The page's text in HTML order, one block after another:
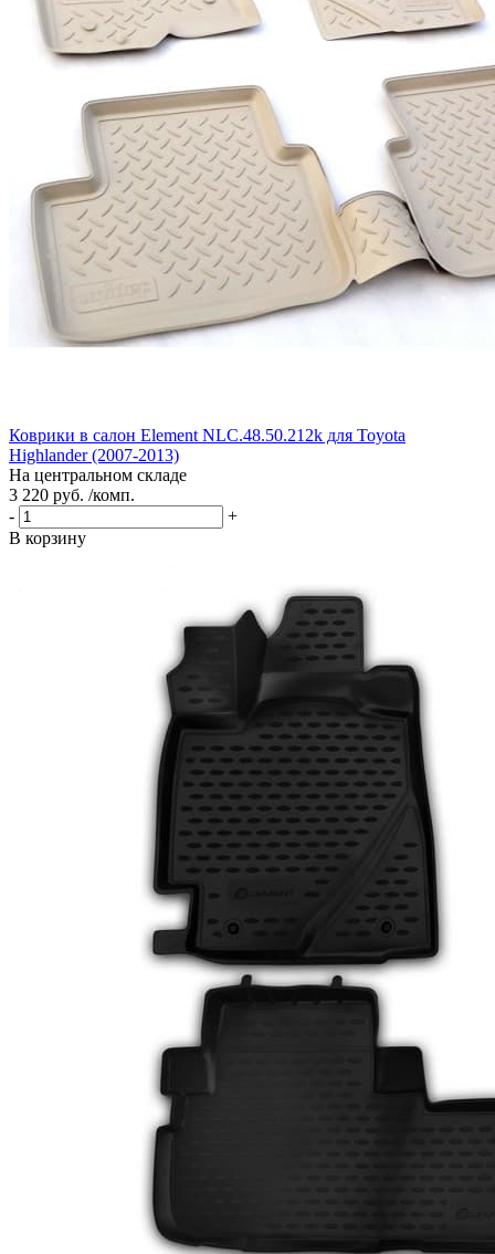
Коврики в салон Element NLC.48.50.212k для Toyota
Highlander (2007-2013)
На центральном складе
3 220 руб. /комп.
-
+
В корзину